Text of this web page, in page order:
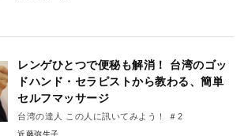
レンゲひとつで便秘も解消！ 台湾のゴッ
ドハンド・セラピストから教わる、簡単
セルフマッサージ
台湾の達人 この人に訊いてみよう！ ＃2
近藤弥生子